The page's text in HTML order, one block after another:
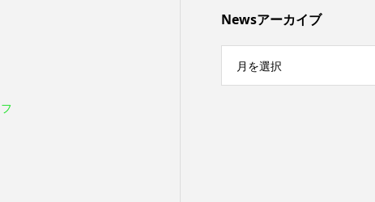
Newsアーカイブ
月を選択